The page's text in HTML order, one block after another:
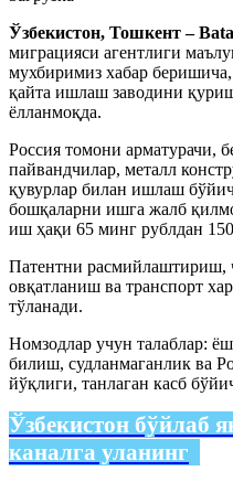
Ўзбекистон, Тошкент –
миграцияси агентлиги
мухбиримиз хабар
қайта ишлаш заводини
ёлланмоқда.
Россия томони арматурачи,
пайвандчилар, металл
қувурлар билан ишлаш
бошқаларни ишга жалб
иш ҳақи 65 минг рублдан
Патентни расмийлаштириш,
овқатланиш ва транспорт
тўланади.
Номзодлар учун талаблар:
билиш, судланмаганлик ва
йўқлиги, танлаган касб
Ўзбекистон бўйлаб
каналга уланинг